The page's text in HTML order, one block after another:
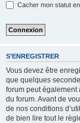
Cacher mon statut
S’ENREGISTRER
Vous devez être
que quelques
forum peut
du forum. Avant de
de nos conditions
de bien lire tout le